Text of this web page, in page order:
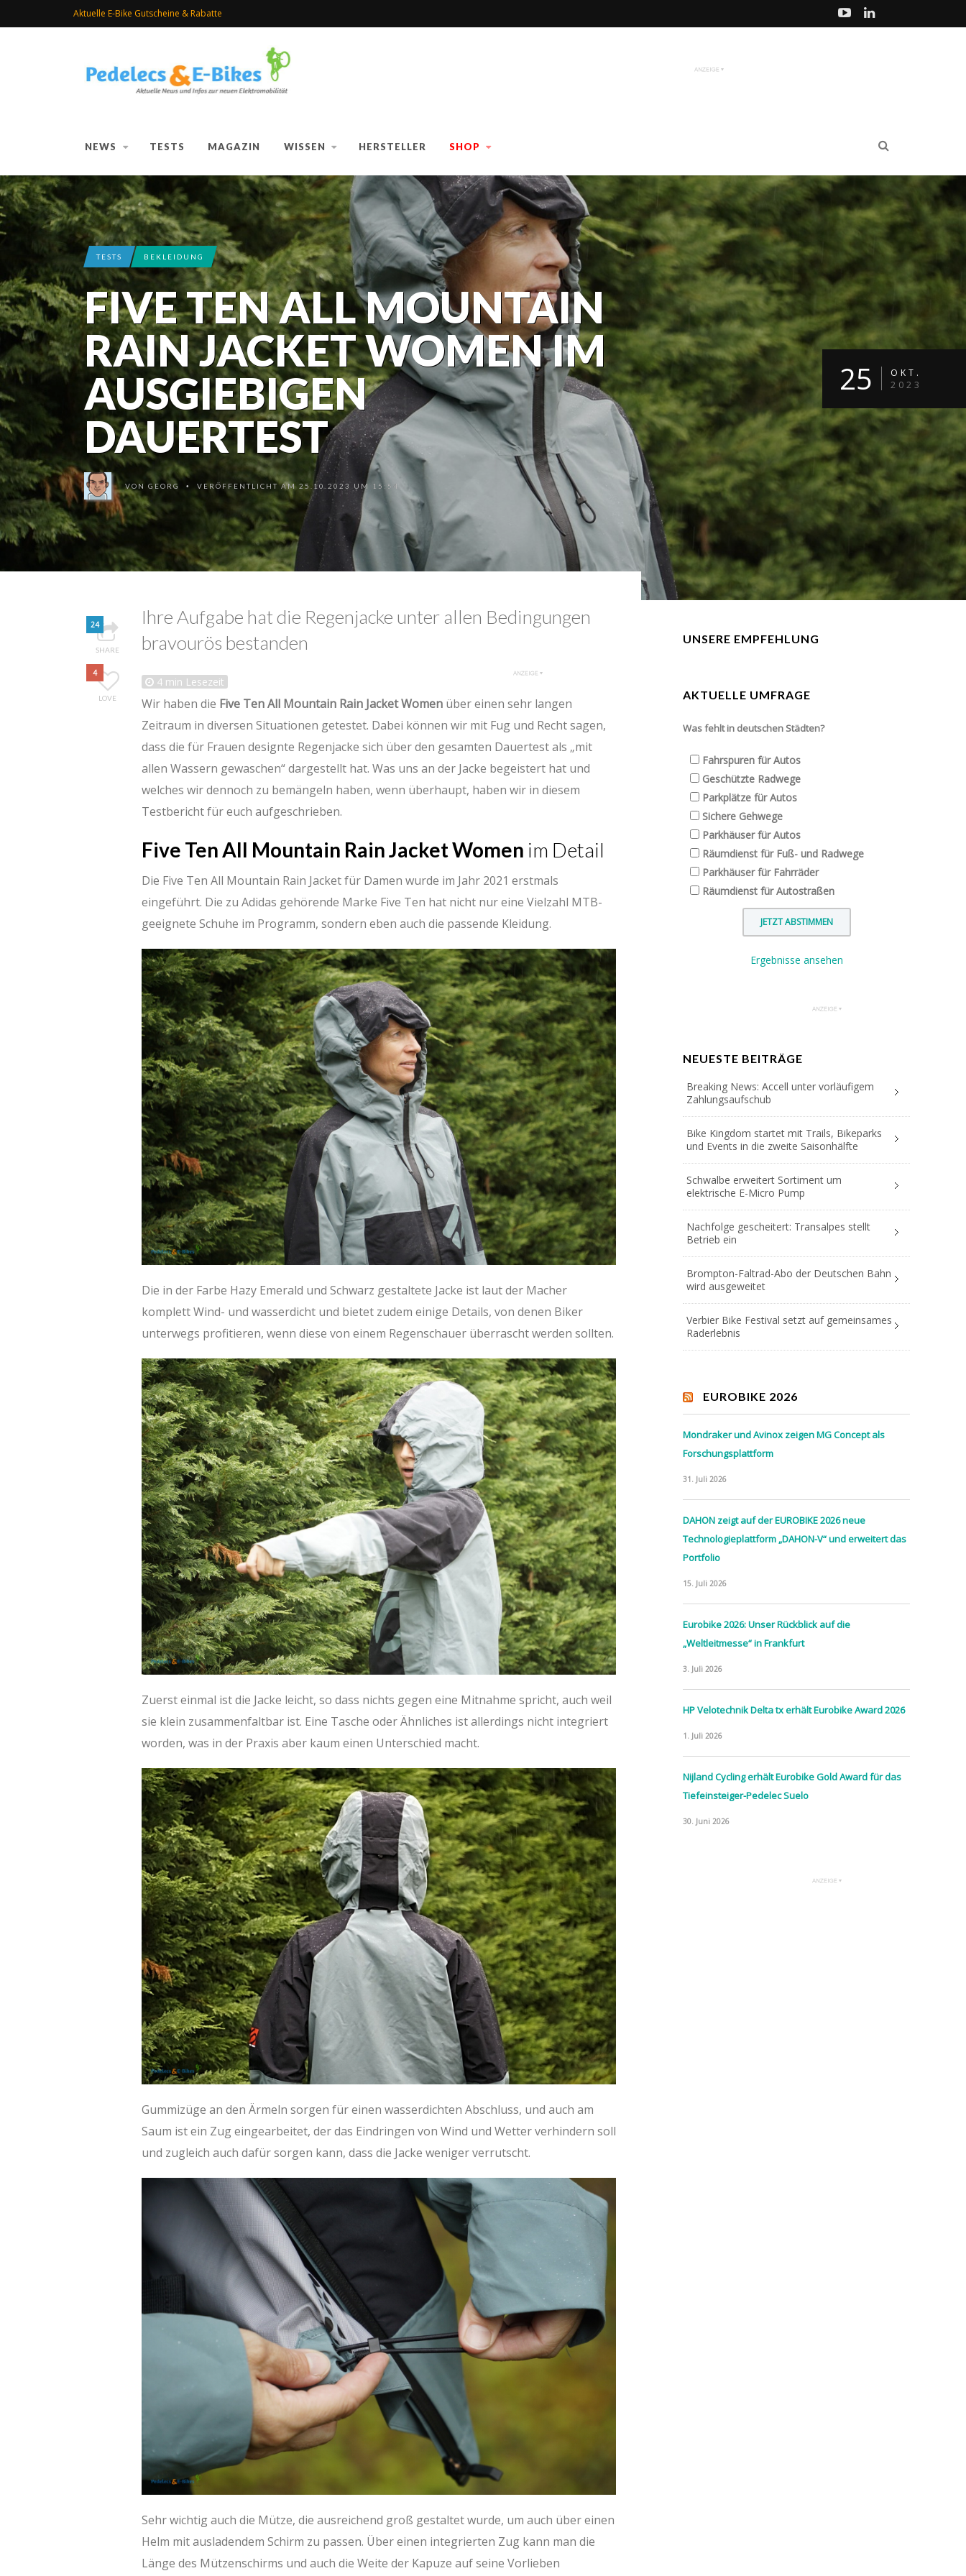
Aktuelle E-Bike Gutscheine & Rabatte
NEWS TESTS MAGAZIN WISSEN HERSTELLER SHOP
TESTS BEKLEIDUNG
FIVE TEN ALL MOUNTAIN
RAIN JACKET WOMEN IM
AUSGIEBIGEN
DAUERTEST
VON GEORG • VERÖFFENTLICHT AM 25.10.2023 UM 15:54
25
OKT.
2023
24
SHARE
4
LOVE
Ihre Aufgabe hat die Regenjacke unter allen Bedingungen
bravourös bestanden
4 min Lesezeit
Wir haben die Five Ten All Mountain Rain Jacket Women über einen sehr langen
Zeitraum in diversen Situationen getestet. Dabei können wir mit Fug und Recht sagen,
dass die für Frauen designte Regenjacke sich über den gesamten Dauertest als „mit
allen Wassern gewaschen“ dargestellt hat. Was uns an der Jacke begeistert hat und
welches wir dennoch zu bemängeln haben, wenn überhaupt, haben wir in diesem
Testbericht für euch aufgeschrieben.
Five Ten All Mountain Rain Jacket Women im Detail
Die Five Ten All Mountain Rain Jacket für Damen wurde im Jahr 2021 erstmals
eingeführt. Die zu Adidas gehörende Marke Five Ten hat nicht nur eine Vielzahl MTB-
geeignete Schuhe im Programm, sondern eben auch die passende Kleidung.
Die in der Farbe Hazy Emerald und Schwarz gestaltete Jacke ist laut der Macher
komplett Wind- und wasserdicht und bietet zudem einige Details, von denen Biker
unterwegs profitieren, wenn diese von einem Regenschauer überrascht werden sollten.
Zuerst einmal ist die Jacke leicht, so dass nichts gegen eine Mitnahme spricht, auch weil
sie klein zusammenfaltbar ist. Eine Tasche oder Ähnliches ist allerdings nicht integriert
worden, was in der Praxis aber kaum einen Unterschied macht.
Gummizüge an den Ärmeln sorgen für einen wasserdichten Abschluss, und auch am
Saum ist ein Zug eingearbeitet, der das Eindringen von Wind und Wetter verhindern soll
und zugleich auch dafür sorgen kann, dass die Jacke weniger verrutscht.
Sehr wichtig auch die Mütze, die ausreichend groß gestaltet wurde, um auch über einen
Helm mit ausladendem Schirm zu passen. Über einen integrierten Zug kann man die
Länge des Mützenschirms und auch die Weite der Kapuze auf seine Vorlieben
UNSERE EMPFEHLUNG
AKTUELLE UMFRAGE
Was fehlt in deutschen Städten?
Fahrspuren für Autos
Geschützte Radwege
Parkplätze für Autos
Sichere Gehwege
Parkhäuser für Autos
Räumdienst für Fuß- und Radwege
Parkhäuser für Fahrräder
Räumdienst für Autostraßen
Ergebnisse ansehen
NEUESTE BEITRÄGE
Breaking News: Accell unter vorläufigem
Zahlungsaufschub
Bike Kingdom startet mit Trails, Bikeparks
und Events in die zweite Saisonhälfte
Schwalbe erweitert Sortiment um
elektrische E-Micro Pump
Nachfolge gescheitert: Transalpes stellt
Betrieb ein
Brompton-Faltrad-Abo der Deutschen Bahn
wird ausgeweitet
Verbier Bike Festival setzt auf gemeinsames
Raderlebnis
EUROBIKE 2026
Mondraker und Avinox zeigen MG Concept als
Forschungsplattform
31. Juli 2026
DAHON zeigt auf der EUROBIKE 2026 neue
Technologieplattform „DAHON-V“ und erweitert das
Portfolio
15. Juli 2026
Eurobike 2026: Unser Rückblick auf die
„Weltleitmesse“ in Frankfurt
3. Juli 2026
HP Velotechnik Delta tx erhält Eurobike Award 2026
1. Juli 2026
Nijland Cycling erhält Eurobike Gold Award für das
Tiefeinsteiger-Pedelec Suelo
30. Juni 2026